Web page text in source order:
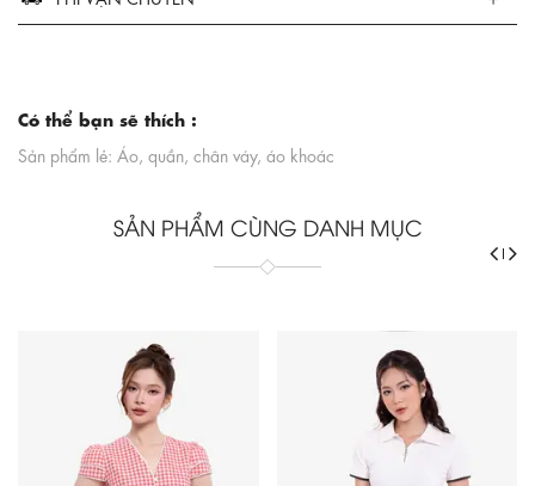
Có thể bạn sẽ thích :
Sản phẩm lẻ: Áo, quần, chân váy, áo khoác
SẢN PHẨM CÙNG DANH MỤC